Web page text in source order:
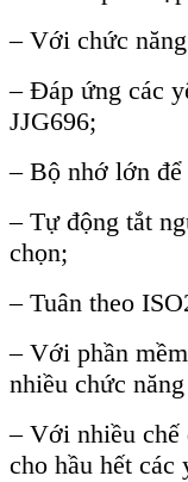
–Với chức năng
–Đáp ứng các
JJG696;
–Bộ nhớ lớn để
–Tự động tắt
chọn;
–Tuân theo
– Với phần
nhiều chức
–Với nhiều chế
cho hầu hết các